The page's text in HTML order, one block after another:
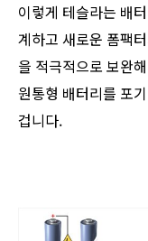
이렇게 테슬라는 배
계하고 새로운 폼팩
을 적극적으로 보완
원통형 배터리를 포
겁니다.